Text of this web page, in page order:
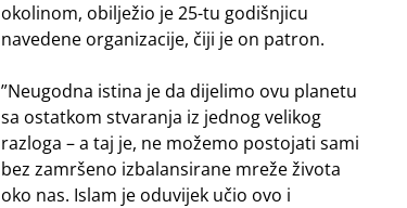
okolinom, obilježio je 25-tu godišnjicu
navedene organizacije, čiji je on patron.
”Neugodna istina je da dijelimo ovu planetu
sa ostatkom stvaranja iz jednog velikog
razloga – a taj je, ne možemo postojati sami
bez zamršeno izbalansirane mreže života
oko nas. Islam je oduvijek učio ovo i